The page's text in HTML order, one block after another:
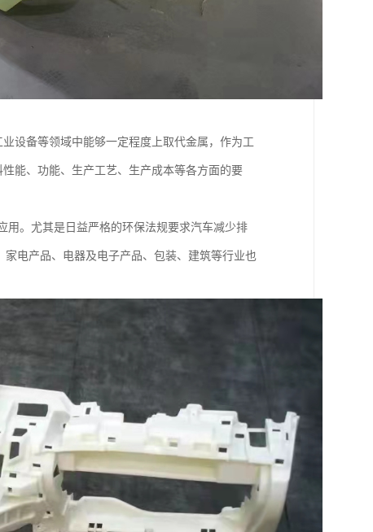
设备等领域中能够一定程度上取代金属，作为工
能、功能、生产工艺、生产成本等各方面的要
用。尤其是日益严格的环保法规要求汽车减少排
电产品、电器及电子产品、包装、建筑等行业也